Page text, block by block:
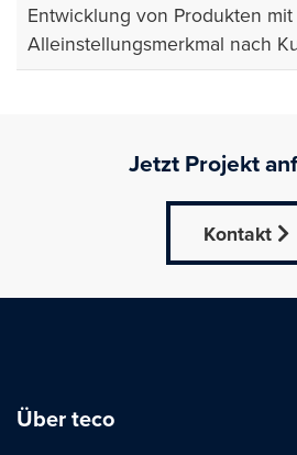
Entwicklung von Produkten mit
Alleinstellungsmerkmal nach
Jetzt Projekt
Kontakt
Über teco